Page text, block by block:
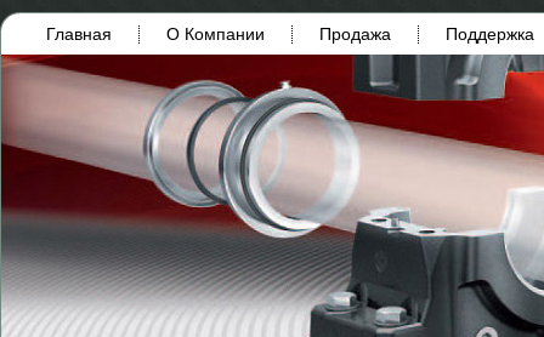
Главная О Компании Продажа Поддержка